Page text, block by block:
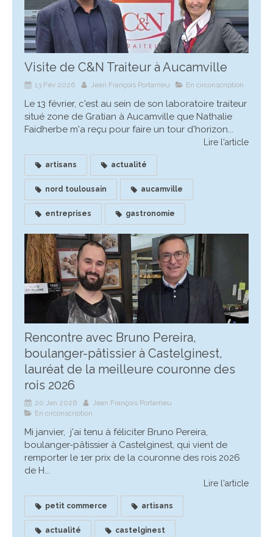
Visite de C&N Traiteur à Aucamville
13 Fév 2026 Jean François Portarrieu En circonscription
Le 13 février, c'est au sein de son laboratoire traiteur
situé zone de Gratian à Aucamville que Nathalie
Faidherbe m'a reçu pour faire un tour d'horizon...
Lire l'article
artisans actualité
nord toulousain aucamville
entreprises gastronomie
Rencontre avec Bruno Pereira,
boulanger-pâtissier à Castelginest,
lauréat de la meilleure couronne des
rois 2026
20 Jan 2026
Jean François Portarrieu
En circonscription
Mi janvier, j'ai tenu à féliciter Bruno Pereira,
boulanger-pâtissier à Castelginest, qui vient de
remporter le 1er prix de la couronne des rois 2026
de H...
Lire l'article
petit commerce artisans
actualité castelginest